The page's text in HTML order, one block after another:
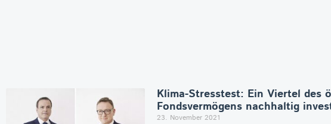
Klima-Stresstest: Ein Viertel des
Fondsvermögens nachhaltig
23. November 2021